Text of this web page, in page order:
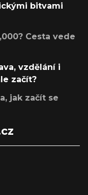
bitvami
Cesta vede
vzdělání i
začít?
jak začít se